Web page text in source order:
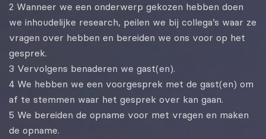
2 Wanneer we een onderwerp gekozen hebben doen
we inhoudelijke research, peilen we bij collega’s waar ze
vragen over hebben en bereiden we ons voor op het
gesprek.
3 Vervolgens benaderen we gast(en).
4 We hebben we een voorgesprek met de gast(en) om
af te stemmen waar het gesprek over kan gaan.
5 We bereiden de opname voor met vragen en maken
de opname.